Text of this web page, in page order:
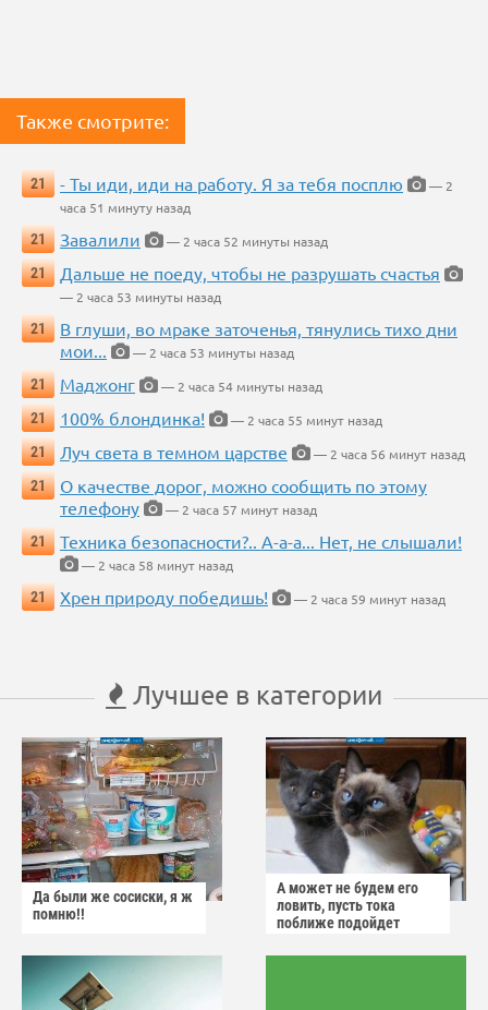
Также смотрите:
21 - Ты иди, иди на работу. Я за тебя посплю
— 2
часа 51 минуту назад
21
Завалили
— 2 часа 52 минуты назад
21
Дальше не поеду, чтобы не разрушать счастья
— 2 часа 53 минуты назад
21
В глуши, во мраке заточенья, тянулись тихо дни
мои...
— 2 часа 53 минуты назад
21
Маджонг
— 2 часа 54 минуты назад
21
100% блондинка!
— 2 часа 55 минут назад
21
Луч света в темном царстве
— 2 часа 56 минут назад
21
О качестве дорог, можно сообщить по этому
телефону
— 2 часа 57 минут назад
21
Техника безопасности?.. А-а-а... Нет, не слышали!
— 2 часа 58 минут назад
21
Хрен природу победишь! — 2 часа 59 минут назад
Лучшее в категории
Да были же сосиски, я ж
помню!!
А может не будем его
ловить, пусть тока
поближе подойдет